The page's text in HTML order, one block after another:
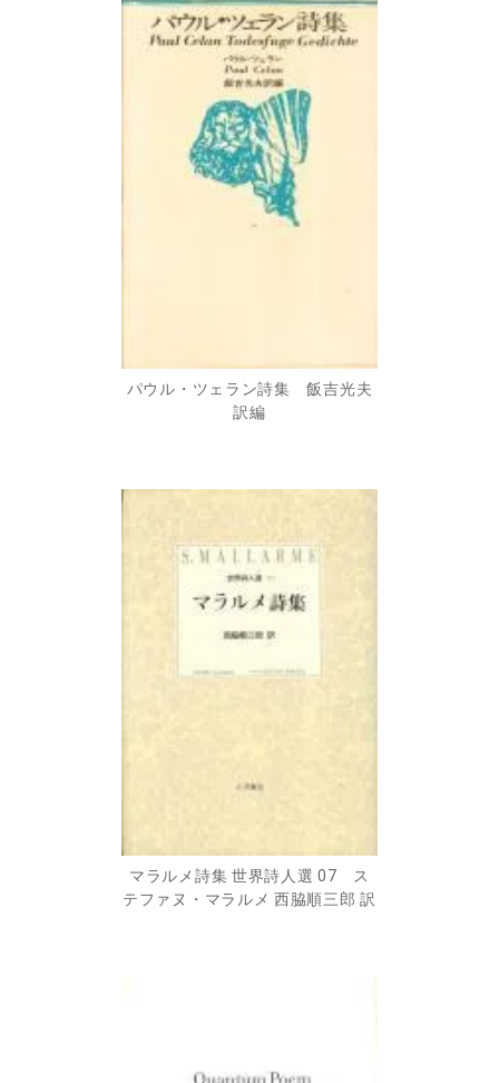
パウル・ツェラン詩集 飯吉光夫
訳編
マラルメ詩集 世界詩人選 07 ス
テファヌ・マラルメ 西脇順三郎 訳